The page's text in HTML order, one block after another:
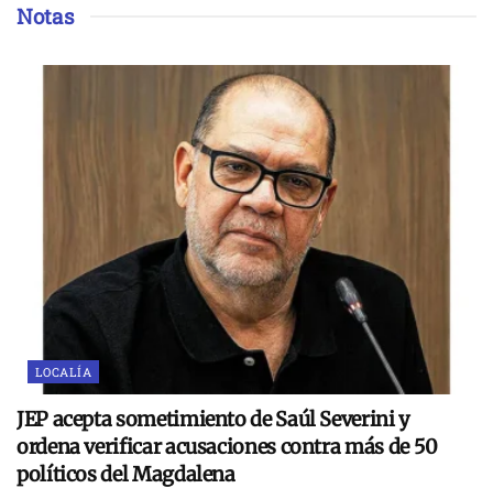
Notas
LOCALÍA
JEP acepta sometimiento de Saúl Severini y
ordena verificar acusaciones contra más de 50
políticos del Magdalena